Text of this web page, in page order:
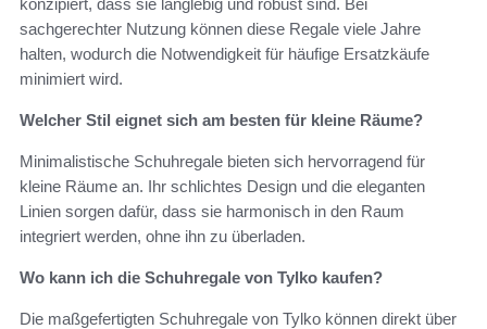
sachgerechter Nutzung können diese Regale viele Jahre
halten, wodurch die Notwendigkeit für häufige Ersatzkäufe
minimiert wird.
Welcher Stil eignet sich am besten für kleine Räume?
Minimalistische Schuhregale bieten sich hervorragend für
kleine Räume an. Ihr schlichtes Design und die eleganten
Linien sorgen dafür, dass sie harmonisch in den Raum
integriert werden, ohne ihn zu überladen.
Wo kann ich die Schuhregale von Tylko kaufen?
Die maßgefertigten Schuhregale von Tylko können direkt über